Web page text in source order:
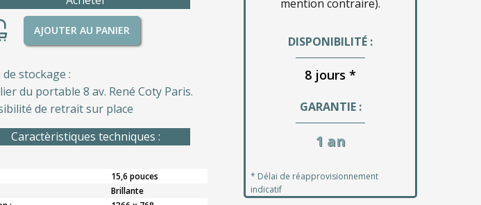
AJOUTER AU PANIER
de stockage :
du portable 8 av. René Coty Paris.
de retrait sur place
Caractèristiques techniques :
15,6 pouces
Brillante
mention contraire).
DISPONIBILITÉ :
8 jours *
GARANTIE :
1 an
* Délai de réapprovisionnement
indicatif